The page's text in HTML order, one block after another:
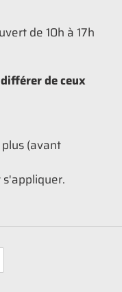
de 10h à 17h
de ceux
(avant